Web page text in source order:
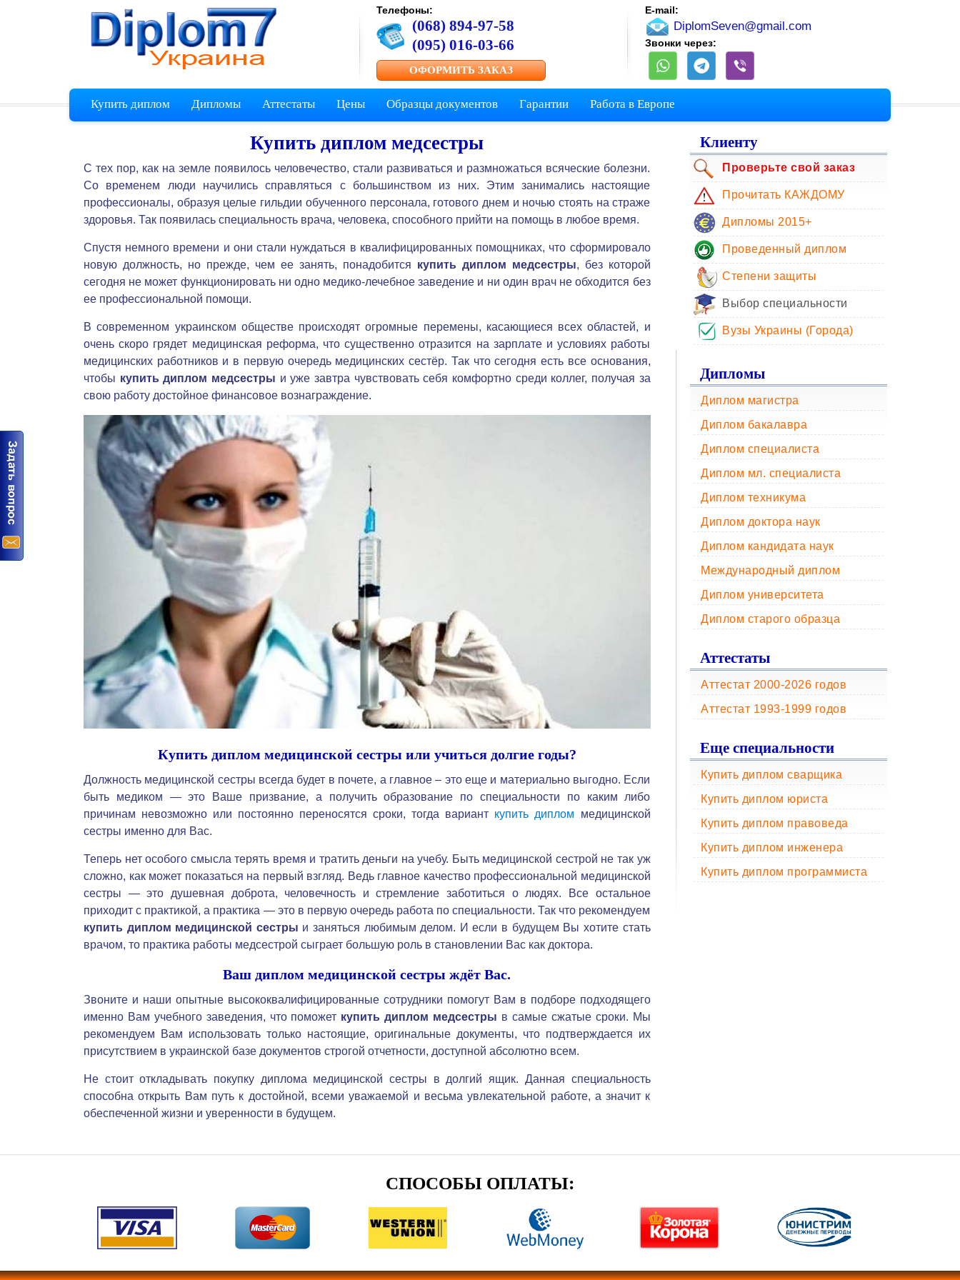
Телефоны:
(068) 894-97-58
(095) 016-03-66
ОФОРМИТЬ ЗАКАЗ
E-mail:
DiplomSeven@gmail.com
Звонки через:
Купить диплом Дипломы Аттестаты Цены Образцы документов Гарантии Работа в Европе
Купить диплом медсестры
С тех пор, как на земле появилось человечество, стали развиваться и размножаться всяческие болезни.
Со временем люди научились справляться с большинством из них. Этим занимались настоящие
профессионалы, образуя целые гильдии обученного персонала, готового днем и ночью стоять на страже
здоровья. Так появилась специальность врача, человека, способного прийти на помощь в любое время.
Спустя немного времени и они стали нуждаться в квалифицированных помощниках, что сформировало
новую должность, но прежде, чем ее занять, понадобится купить диплом медсестры, без которой
сегодня не может функционировать ни одно медико-лечебное заведение и ни один врач не обходится без
ее профессиональной помощи.
В современном украинском обществе происходят огромные перемены, касающиеся всех областей, и
очень скоро грядет медицинская реформа, что существенно отразится на зарплате и условиях работы
медицинских работников и в первую очередь медицинских сестёр. Так что сегодня есть все основания,
чтобы купить диплом медсестры и уже завтра чувствовать себя комфортно среди коллег, получая за
свою работу достойное финансовое вознаграждение.
Купить диплом медицинской сестры или учиться долгие годы?
Должность медицинской сестры всегда будет в почете, а главное – это еще и материально выгодно. Если
быть медиком — это Ваше призвание, а получить образование по специальности по каким либо
причинам невозможно или постоянно переносятся сроки, тогда вариант купить диплом медицинской
сестры именно для Вас.
Теперь нет особого смысла терять время и тратить деньги на учебу. Быть медицинской сестрой не так уж
сложно, как может показаться на первый взгляд. Ведь главное качество профессиональной медицинской
сестры — это душевная доброта, человечность и стремление заботиться о людях. Все остальное
приходит с практикой, а практика — это в первую очередь работа по специальности. Так что рекомендуем
купить диплом медицинской сестры и заняться любимым делом. И если в будущем Вы хотите стать
врачом, то практика работы медсестрой сыграет большую роль в становлении Вас как доктора.
Ваш диплом медицинской сестры ждёт Вас.
Звоните и наши опытные высококвалифицированные сотрудники помогут Вам в подборе подходящего
именно Вам учебного заведения, что поможет купить диплом медсестры в самые сжатые сроки. Мы
рекомендуем Вам использовать только настоящие, оригинальные документы, что подтверждается их
присутствием в украинской базе документов строгой отчетности, доступной абсолютно всем.
Не стоит откладывать покупку диплома медицинской сестры в долгий ящик. Данная специальность
способна открыть Вам путь к достойной, всеми уважаемой и весьма увлекательной работе, а значит к
обеспеченной жизни и уверенности в будущем.
Клиенту
Проверьте свой заказ
Прочитать КАЖДОМУ
Дипломы 2015+
Проведенный диплом
Степени защиты
Выбор специальности
Вузы Украины (Города)
Дипломы
Диплом магистра
Диплом бакалавра
Диплом специалиста
Диплом мл. специалиста
Диплом техникума
Диплом доктора наук
Диплом кандидата наук
Международный диплом
Диплом университета
Диплом старого образца
Аттестаты
Аттестат 2000-2026 годов
Аттестат 1993-1999 годов
Еще специальности
Купить диплом сварщика
Купить диплом юриста
Купить диплом правоведа
Купить диплом инженера
Купить диплом программиста
СПОСОБЫ ОПЛАТЫ: